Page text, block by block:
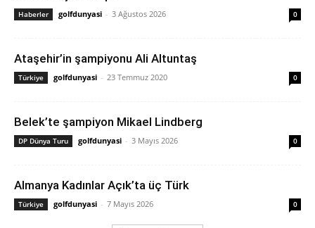
Haberler golfdunyasi - 3 Ağustos 2026 0
Ataşehir’in şampiyonu Ali Altuntaş
Türkiye golfdunyasi - 23 Temmuz 2020 0
Belek’te şampiyon Mikael Lindberg
DP Dünya Turu golfdunyasi - 3 Mayıs 2026 0
Almanya Kadınlar Açık’ta üç Türk
Türkiye golfdunyasi - 7 Mayıs 2026 0